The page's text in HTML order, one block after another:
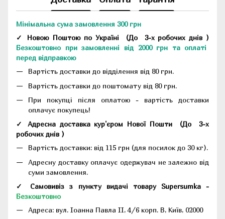
Мінімальна сума замовлення 300 грн
✓ Новою Поштою по Україні (До 3-х робочих днів )
Безкоштовно при замовленні від 2000 грн та оплаті
перед відправкою
Вартість доставки до відділення від 80 грн.
Вартість доставки до поштомату від 80 грн.
При покупці після оплатою - вартість доставки
оплачує покупець!
✓ Адресна доставка кур'єром Нової Пошти (До 3-х
робочих днів )
Вартість доставки: від 115 грн (для посилок до 30 кг).
Адресну доставку оплачує одержувач не залежно від
суми замовлення.
✓ Самовивіз з пункту видачі товару Supersumka -
Безкоштовно
Адреса: вул. Іоанна Павла II, 4/6 корп. В, Київ, 02000